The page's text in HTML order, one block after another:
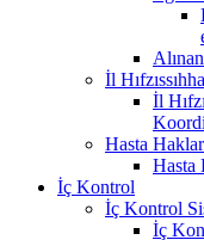
İl
İl
Hasta
Hasta
İç Kontrol
İç Kontrol
İç